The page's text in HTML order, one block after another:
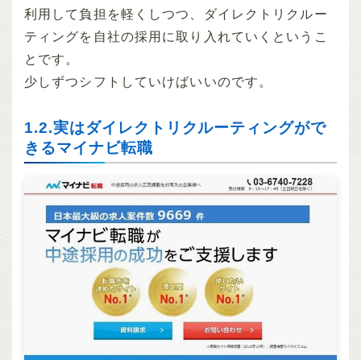
利用して負担を軽くしつつ、ダイレクトリクルー
ティングを自社の採用に取り入れていくというこ
とです。
少しずつシフトしていけばいいのです。
1.2.実はダイレクトリクルーティングがで
きるマイナビ転職